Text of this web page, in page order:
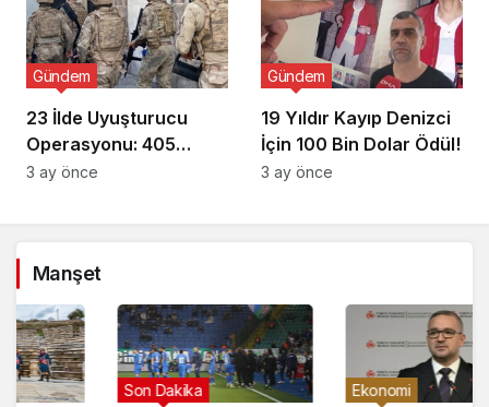
23 İlde Uyuşturucu
Operasyonu: 405
Gözaltı!
Gündem
3 ay önce
19 Yıldır Kayıp Denizci
İçin 100 Bin Dolar Ödül!
Gündem
3 ay önce
Manşet
Gündem Son Dakika